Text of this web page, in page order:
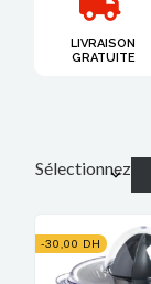
LIVRAISON
GRATUITE​
Sélectionnez
-30,00 DH